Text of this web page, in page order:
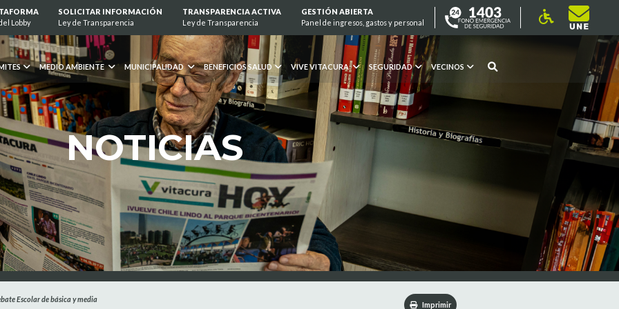
Lobby
SOLICITAR INFORMACIÓN
Ley de Transparencia
TRANSPARENCIA ACTIVA
Ley de Transparencia
GESTIÓN ABIERTA
Panel de ingresos, gastos y personal
MEDIO AMBIENTE MUNICIPALIDAD BENEFICIOS SALUD VIVE VITACURA SEGURIDAD VECINOS
NOTICIAS
Escolar de básica y media
Imprimir